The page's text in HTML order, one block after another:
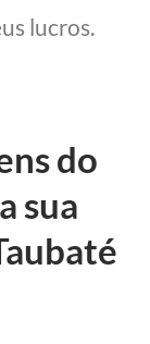
lucros.
do
sua